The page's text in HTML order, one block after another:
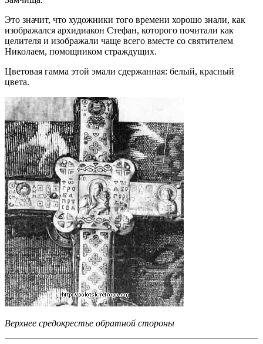
Это значит, что художники того времени хорошо знали, как
изображался архидиакон Стефан, которого почитали как
целителя и изoбражали чаще всего вместе со святителем
Николаем, помощником страждущих.
Цветовая гамма этой эмали сдержанная: белый, красный
цвета.
Верхнее средокрестье обратной стороны